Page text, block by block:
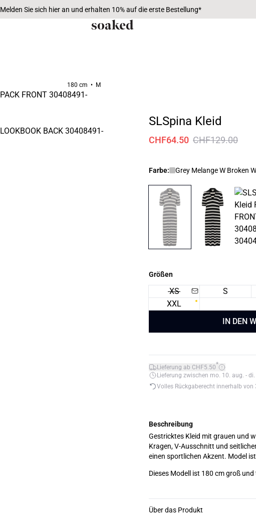
Melden Sie sich hier an und erhalten 10% auf die erste Bestellung*
180 cm • M
SLSpina Kleid
CHF64.50 CHF129.00
Farbe: Grey Melange W Broken
Größen
XS S
XXL
IN DEN
Lieferung ab CHF5.50*
Lieferung zwischen mo. 10. aug. -
Volles Rückgaberecht innerhalb von
Beschreibung
Gestricktes Kleid mit grauen und
Kragen, V-Ausschnitt und
einen
Dieses Modell ist 180 cm groß
Über das Produkt